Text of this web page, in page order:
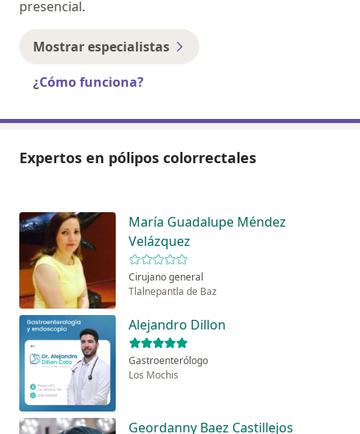
presencial.
Mostrar especialistas
¿Cómo funciona?
Expertos en pólipos colorrectales
María Guadalupe Méndez
Velázquez
Cirujano general
Tlalnepantla de Baz
Alejandro Dillon
Gastroenterólogo
Los Mochis
Geordanny Baez Castillejos